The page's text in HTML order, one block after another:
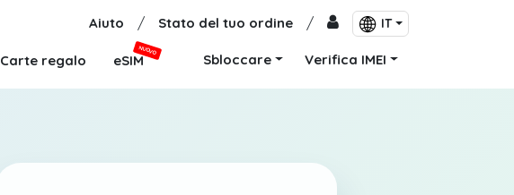
Aiuto / Stato del tuo ordine / IT
Carte regalo eSIM
NUOVO
Sbloccare Verifica IMEI